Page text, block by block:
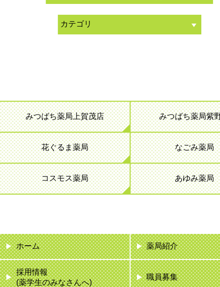
みつばち薬局上賀茂店 みつばち薬局紫
花ぐるま薬局 なごみ薬局
コスモス薬局 あゆみ薬局
ホーム 薬局紹介
採用情報
(薬学生のみなさんへ)
職員募集